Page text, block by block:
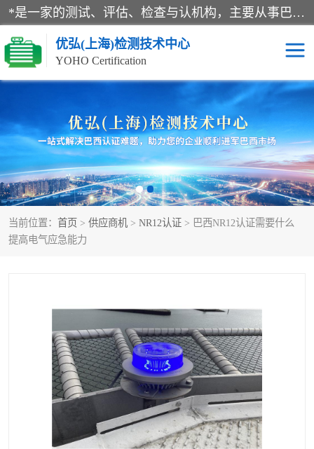
*是一家的测试、评估、检查与认机构，主要从事巴西NR10认证、NR12认证、NR13认证；ANATEL认证、INMTRO认证，欧盟CE认证：MD认证，PED认证，MID认证，ATEX认证，德国蓝色天使认证。
优弘(上海)检测技术中心
YOHO Certification
当前位置： 首页 > 供应商机 > NR12认证 > 巴西NR12认证需要什么
提高电气应急能力
RECYCLASS认证 NR10认证
NR12认证 NR13认证
ART认证 巴西NR认证
巴西认证 RETIE认证